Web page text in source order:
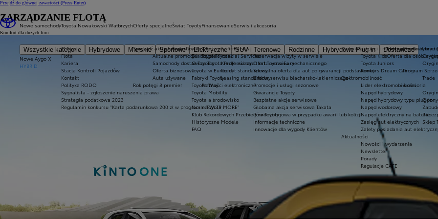
Przejdź do głównej zawartości (Press Enter)
Nowe samochody
Wszystkie kategorie Hybrydowe Miejskie Sportowe Elektryczne SUV i Terenowe Rodzinne Hybrydowe Plug-in
Dostawcze
Nowe Aygo X
HYBRID
Toyota Nowakowski Wałbrzych
O Nas
Flota
Kariera
Stacja Kontroli Pojazdów
Kontakt
Polityka RODO
Sygnalista - zgłoszenie naruszenia prawa
Strategia podatkowa 2023
Regulamin konkursu "Karta podarunkowa 200 zł w programie Toyota MORE"
Oferty specjalne
Sprawdź aktualne oferty
Aktualne promocje
Samochody dostawcze Toyota Professional
Oferta biznesowa
Auta używane
Rok potęgi 8 premier
Ekobonus dla hybryd
Oferta dla osób z
Świat Toyoty
Świat Toyoty
Dlaczego Toyota?
O Toyocie
Toyota w Europie
Fabryki Toyoty
Toyota Way
Toyota Mobility
Toyota a środowisko
Norma WLTP
Klub Rekordowych Przebiegów Toyoty
Historyczne Modele
FAQ
Kluby dla dzieci i młodzieży
Toyota Kids
Toyota Juniors
Konkurs Dream Car
Elektromobilność
Lider elektromobilności
Napęd hybrydowy
Napęd hybrydowy typu plug-in
Napęd wodorowy
Napęd elektryczny na baterię
Zasięg aut elektrycznych
Zalety posiadania aut
Aktualności
Nowości i wydarzenia
Newsletter
Porady
Regulacje CAFE
Finansowanie
Oferta dla firm
Toyota Financial Services
Kredyt niższych rat Toyota Easy
Kredyt standardowy
Leasing standardowy
Płatności elektroniczne
Serwis i akcesoria
Serwis
Rezerwacja wizyty w serwisie
Oferta serwisu mechanicznego
Specjalna oferta dla aut po gwarancji podstawowej
Oferta serwisu blacharsko-lakierniczego
Promocje i usługi sezonowe
Gwarancje Toyoty
Bezpłatne akcje serwisowe
Globalna akcja serwisowa Takata
Pomoc drogowa w przypadku awarii lub kolizji
Informacje techniczne
Innowacje dla wygody Klientów
Oryginalne
Program
Trade
Akcesoria
Sklep
ZARZĄDZANIE FLOTĄ
Komfort dla dużych firm